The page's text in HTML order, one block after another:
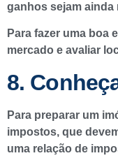
ganhos sejam ainda
Para fazer uma boa
mercado e avaliar
8.
Para preparar um
impostos, que
uma relação de